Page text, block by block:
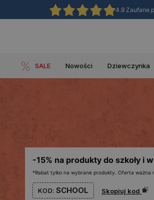
4.9
SALE Nowości Dziewczynka
-15% na produkty do szkoły i
*Rabat tylko na wybrane produkty. Oferta ważna
KOD: SCHOOL Skopiuj kod